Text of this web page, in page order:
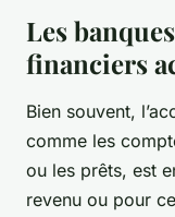
Les
financiers
Bien souvent,
comme les
ou les prêts, est
revenu ou pour